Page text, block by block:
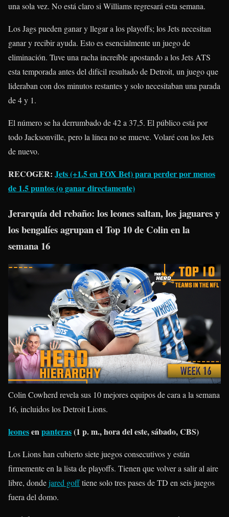
una sola vez. No está claro si Williams regresará esta semana.
Los Jags pueden ganar y llegar a los playoffs; los Jets necesitan
ganar y recibir ayuda. Esto es esencialmente un juego de
eliminación. Tuve una racha increíble apostando a los Jets ATS
esta temporada antes del difícil resultado de Detroit, un juego que
lideraban con dos minutos restantes y solo necesitaban una parada
de 4 y 1.
El número se ha derrumbado de 42 a 37,5. El público está por
todo Jacksonville, pero la línea no se mueve. Volaré con los Jets
de nuevo.
RECOGER: Jets (+1.5 en FOX Bet) para perder por menos
de 1.5 puntos (o ganar directamente)
Jerarquía del rebaño: los leones saltan, los jaguares y
los bengalíes agrupan el Top 10 de Colin en la
semana 16
Colin Cowherd revela sus 10 mejores equipos de cara a la semana
16, incluidos los Detroit Lions.
leonesenpanteras(1 p. m., hora del este, sábado, CBS)
Los Lions han cubierto siete juegos consecutivos y están
firmemente en la lista de playoffs. Tienen que volver a salir al aire
libre, dondejared gofftiene solo tres pases de TD en seis juegos
fuera del domo.